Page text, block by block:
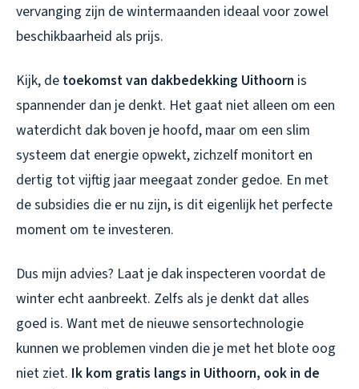
vervanging zijn de wintermaanden ideaal voor zowel
beschikbaarheid als prijs.
Kijk, de toekomst van dakbedekking Uithoorn is
spannender dan je denkt. Het gaat niet alleen om een
waterdicht dak boven je hoofd, maar om een slim
systeem dat energie opwekt, zichzelf monitort en
dertig tot vijftig jaar meegaat zonder gedoe. En met
de subsidies die er nu zijn, is dit eigenlijk het perfecte
moment om te investeren.
Dus mijn advies? Laat je dak inspecteren voordat de
winter echt aanbreekt. Zelfs als je denkt dat alles
goed is. Want met de nieuwe sensortechnologie
kunnen we problemen vinden die je met het blote oog
niet ziet. Ik kom gratis langs in Uithoorn, ook in de